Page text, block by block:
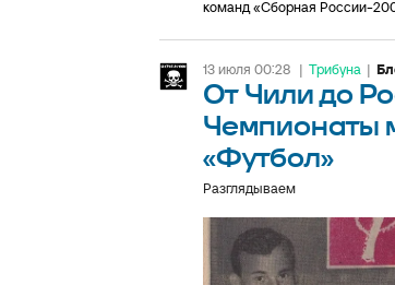
команд «Сборная России-
13 июля 00:28 | Трибуна |
От Чили до
Чемпионаты
«Футбол»
Разглядываем